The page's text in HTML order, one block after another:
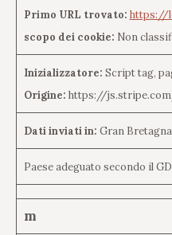
Primo URL trovato: https://
scopo dei cookie: Non
Inizializzatore: Script tag,
Origine: https://
Dati inviati in: Gran
Paese adeguato secondo il
m